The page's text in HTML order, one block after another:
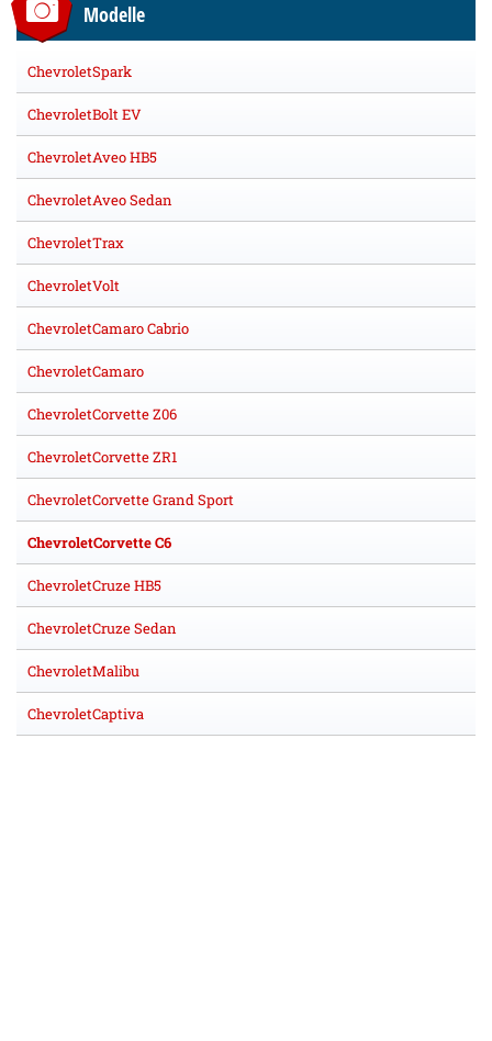
Modelle
ChevroletSpark
ChevroletBolt EV
ChevroletAveo HB5
ChevroletAveo Sedan
ChevroletTrax
ChevroletVolt
ChevroletCamaro Cabrio
ChevroletCamaro
ChevroletCorvette Z06
ChevroletCorvette ZR1
ChevroletCorvette Grand Sport
ChevroletCorvette C6
ChevroletCruze HB5
ChevroletCruze Sedan
ChevroletMalibu
ChevroletCaptiva